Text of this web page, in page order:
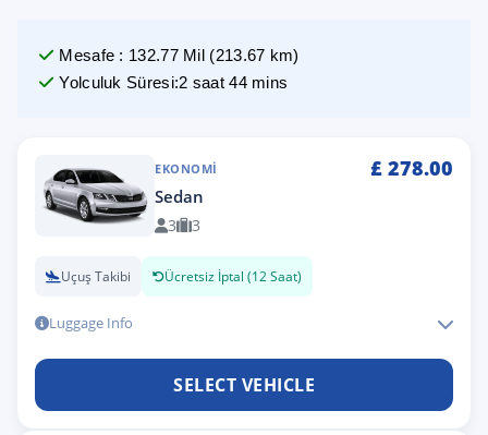
Mesafe : 132.77 Mil (213.67 km)
Yolculuk Süresi:2 saat 44 mins
EKONOMI £ 278.00
Sedan
3 3
Uçuş Takibi Ücretsiz İptal (12 Saat)
Luggage Info
SELECT VEHICLE